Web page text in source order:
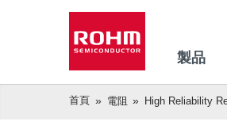
製品
首頁 電阻 High Reliability